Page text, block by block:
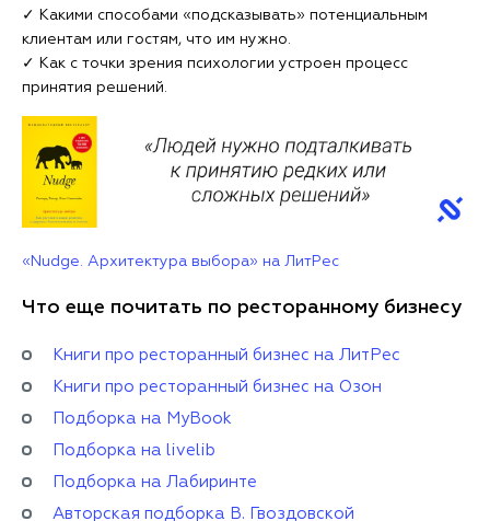
✓ Какими способами «подсказывать» потенциальным
клиентам или гостям, что им нужно.
✓ Как с точки зрения психологии устроен процесс
принятия решений.
«Nudge. Архитектура выбора» на ЛитРес
Что еще почитать по ресторанному бизнесу
Книги про ресторанный бизнес на ЛитРес
Книги про ресторанный бизнес на Озон
Подборка на MyBook
Подборка на livelib
Подборка на Лабиринте
Авторская подборка В. Гвоздовской